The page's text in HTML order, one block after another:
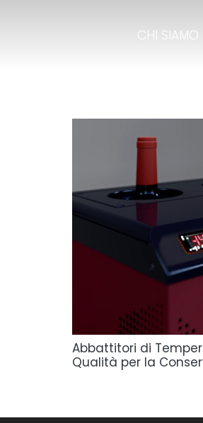
CHI SIAMO
Abbattitori di
Qualità per la